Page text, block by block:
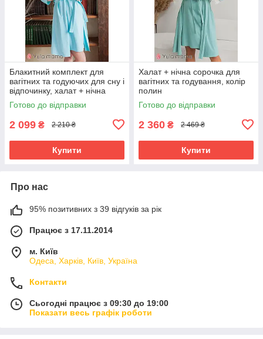
Блакитний комплект для
вагітних та годуючих для сну і
відпочинку, халат + нічна
сорочка
Готово до відправки
2 099 ₴ 2 210 ₴
Купити
Халат + нічна сорочка для
вагітних та годування, колір
полин
Готово до відправки
2 360 ₴ 2 469 ₴
Купити
Про нас
95% позитивних з 39 відгуків за рік
Працює з 17.11.2014
м. Київ
Одеса, Харків, Київ, Україна
Контакти
Сьогодні працює з 09:30 до 19:00
Показати весь графік роботи